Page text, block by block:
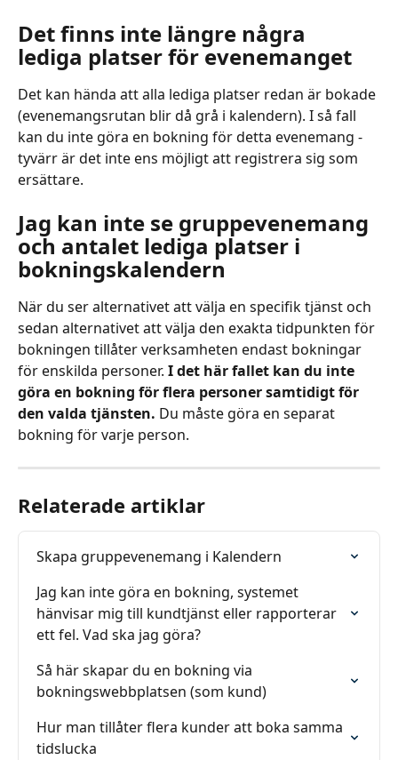
Det finns inte längre några
lediga platser för evenemanget
Det kan hända att alla lediga platser redan är bokade
(evenemangsrutan blir då grå i kalendern). I så fall
kan du inte göra en bokning för detta evenemang -
tyvärr är det inte ens möjligt att registrera sig som
ersättare.
Jag kan inte se gruppevenemang
och antalet lediga platser i
bokningskalendern
När du ser alternativet att välja en specifik tjänst och
sedan alternativet att välja den exakta tidpunkten för
bokningen tillåter verksamheten endast bokningar
för enskilda personer. I det här fallet kan du inte
göra en bokning för flera personer samtidigt för
den valda tjänsten. Du måste göra en separat
bokning för varje person.
Relaterade artiklar
Skapa gruppevenemang i Kalendern
Jag kan inte göra en bokning, systemet
hänvisar mig till kundtjänst eller rapporterar
ett fel. Vad ska jag göra?
Så här skapar du en bokning via
bokningswebbplatsen (som kund)
Hur man tillåter flera kunder att boka samma
tidslucka